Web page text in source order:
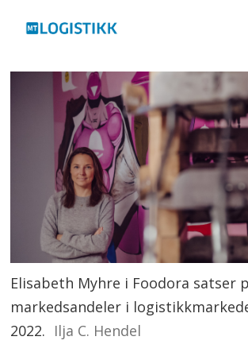
Elisabeth Myhre i Foodora satser
markedsandeler i
2022. Ilja C. Hendel